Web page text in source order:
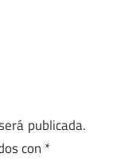
publicada.
con *